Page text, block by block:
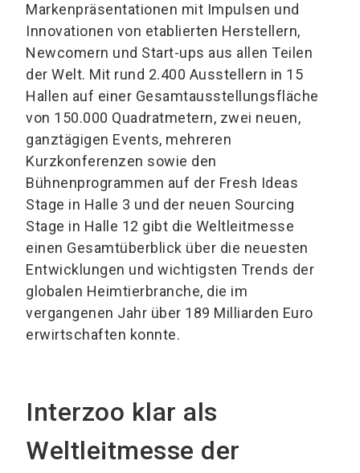
Markenpräsentationen mit Impulsen und
Innovationen von etablierten Herstellern,
Newcomern und Start-ups aus allen Teilen
der Welt. Mit rund 2.400 Ausstellern in 15
Hallen auf einer Gesamtausstellungsfläche
von 150.000 Quadratmetern, zwei neuen,
ganztägigen Events, mehreren
Kurzkonferenzen sowie den
Bühnenprogrammen auf der Fresh Ideas
Stage in Halle 3 und der neuen Sourcing
Stage in Halle 12 gibt die Weltleitmesse
einen Gesamtüberblick über die neuesten
Entwicklungen und wichtigsten Trends der
globalen Heimtierbranche, die im
vergangenen Jahr über 189 Milliarden Euro
erwirtschaften konnte.
Interzoo klar als
Weltleitmesse der